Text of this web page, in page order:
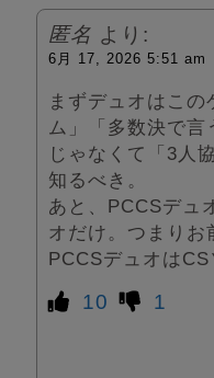
匿名 より:
6月 17, 2026 5:51 am
まずデュオはこ
ム」「多数決で言
じゃなくて「3人
知るべき。
あと、PCCSデュ
オだけ。つまりお
PCCSデュオはCS
10 1